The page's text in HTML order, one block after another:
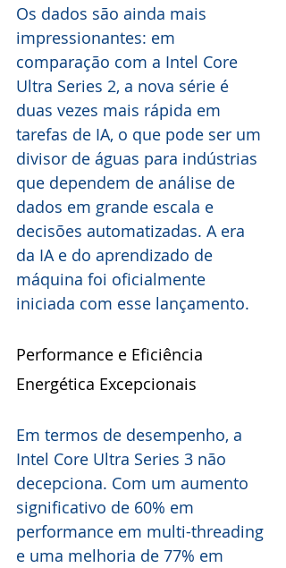
Os dados são ainda mais
impressionantes: em
comparação com a Intel Core
Ultra Series 2, a nova série é
duas vezes mais rápida em
tarefas de IA, o que pode ser um
divisor de águas para indústrias
que dependem de análise de
dados em grande escala e
decisões automatizadas. A era
da IA e do aprendizado de
máquina foi oficialmente
iniciada com esse lançamento.
Performance e Eficiência
Energética Excepcionais
Em termos de desempenho, a
Intel Core Ultra Series 3 não
decepciona. Com um aumento
significativo de 60% em
performance em multi-threading
e uma melhoria de 77% em